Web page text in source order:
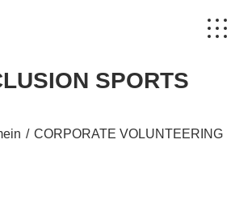
SPORTS
CORPORATE VOLUNTEERING